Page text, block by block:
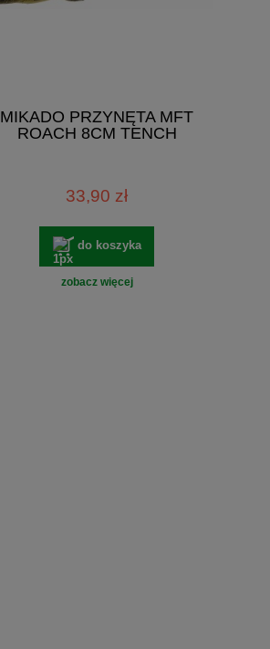
MIKADO PRZYNĘTA MFT
ROACH 8CM TENCH
33,90 zł
do koszyka
zobacz więcej